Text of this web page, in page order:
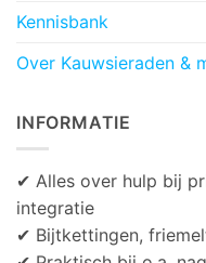
Kennisbank
Over Kauwsieraden &
INFORMATIE
✔ Alles over hulp bij
integratie
✔ Bijtkettingen,